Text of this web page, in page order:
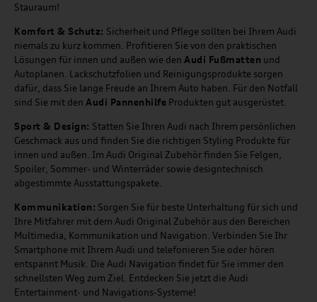
Stauraum!
Komfort & Schutz: Sicherheit und Pflege sollten bei Ihrem Audi
niemals zu kurz kommen. Profitieren Sie von den praktischen
Lösungen für innen und außen wie den Audi Fußmatten und
Autoplanen. Lackschutzfolien und Reinigungsprodukte sorgen
dafür, dass Sie lange Freude an Ihrem Auto haben. Für den Notfall
sind Sie mit den Audi Pannenhilfe Produkten gut ausgerüstet.
Sport & Design: Statten Sie Ihren Audi nach Ihrem persönlichen
Geschmack aus und finden Sie die richtigen Styling Produkte für
innen und außen. Im Audi Original Zubehör finden Sie Felgen,
Spoiler, Sommer- und Winterräder sowie designtechnisch
abgestimmte Ausstattungspakete.
Kommunikation: Sorgen Sie für beste Unterhaltung für sich und
Ihre Mitfahrer mit dem Audi Original Zubehör aus den Bereichen
Multimedia, Kommunikation und Navigation. Verbinden Sie Ihr
Smartphone mit Ihrem Audi und telefonieren Sie oder hören
entspannt Musik. Die Audi Navigation findet für Sie immer den
schnellsten Weg zum Ziel. Entdecken Sie jetzt die Audi
Entertainment- und Navigations-Systeme!